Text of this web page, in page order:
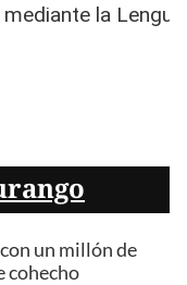
un millón de
cohecho